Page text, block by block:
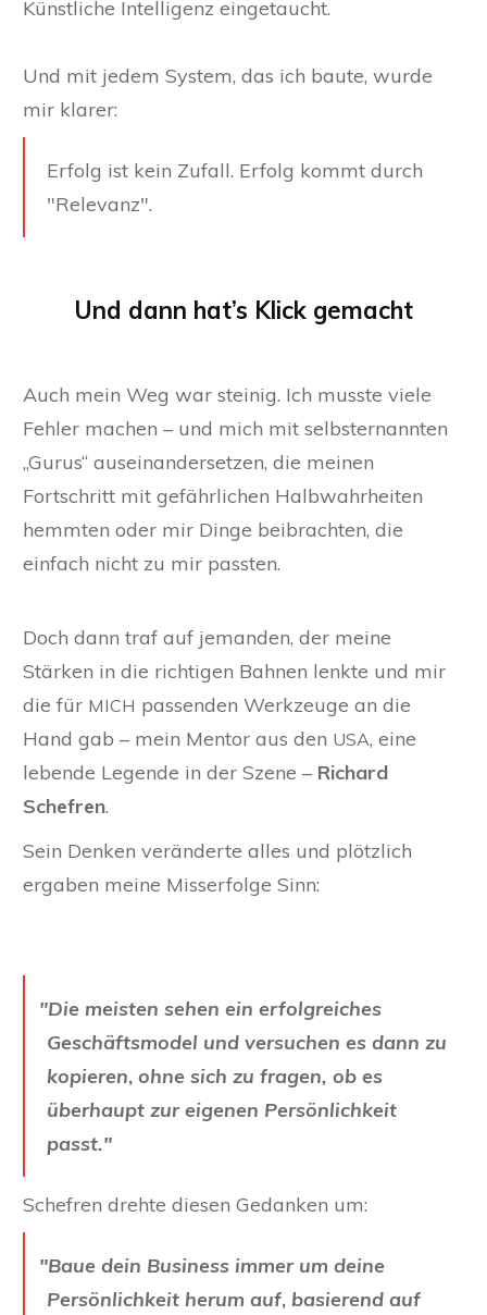
Künstliche Intelligenz eingetaucht.
Und mit jedem System, das ich baute, wurde
mir klarer:
Erfolg ist kein Zufall. Erfolg kommt durch
"Relevanz".
Und dann hat’s Klick gemacht
Auch mein Weg war steinig. Ich musste viele
Fehler machen – und mich mit selbsternannten
„Gurus“ auseinandersetzen, die meinen
Fortschritt mit gefährlichen Halbwahrheiten
hemmten oder mir Dinge beibrachten, die
einfach nicht zu mir passten.
Doch dann traf auf jemanden, der meine
Stärken in die richtigen Bahnen lenkte und mir
die für MICH passenden Werkzeuge an die
Hand gab – mein Mentor aus den USA, eine
lebende Legende in der Szene – Richard
Schefren.
Sein Denken veränderte alles und plötzlich
ergaben meine Misserfolge Sinn:
"Die meisten sehen ein erfolgreiches
Geschäftsmodel und versuchen es dann zu
kopieren, ohne sich zu fragen, ob es
überhaupt zur eigenen Persönlichkeit
passt."
Schefren drehte diesen Gedanken um:
"Baue dein Business immer um deine
Persönlichkeit herum auf, basierend auf